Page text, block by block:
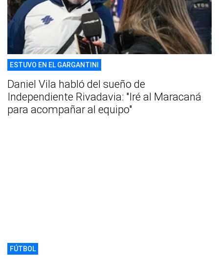
ESTUVO EN EL GARGANTINI
Daniel Vila habló del sueño de
Independiente Rivadavia: "Iré al Maracaná
para acompañar al equipo"
FÚTBOL